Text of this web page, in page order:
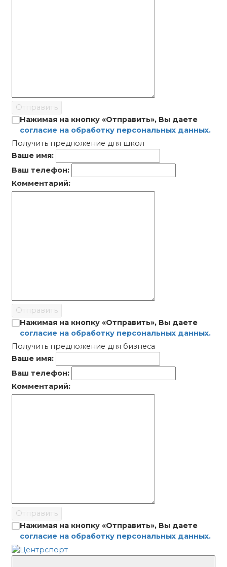
Отправить
Нажимая на кнопку «Отправить», Вы даете
согласие на обработку персональных данных.
Получить предложение для школ
Ваше имя:
Ваш телефон:
Комментарий:
Отправить
Нажимая на кнопку «Отправить», Вы даете
согласие на обработку персональных данных.
Получить предложение для бизнеса
Ваше имя:
Ваш телефон:
Комментарий:
Отправить
Нажимая на кнопку «Отправить», Вы даете
согласие на обработку персональных данных.